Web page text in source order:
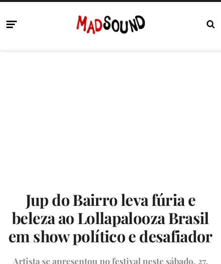
Jup do Bairro leva fúria e
beleza ao Lollapalooza Brasil
em show político e desafiador
Artista se apresentou no festival neste sábado, 27,